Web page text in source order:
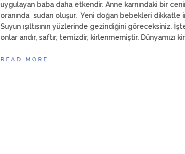
uygulayan baba daha etkendir. Anne karnındaki bir
oranında sudan oluşur. Yeni doğan bebekleri dikkatle
Suyun ışıltısının yüzlerinde gezindiğini göreceksiniz.
onlar arıdır, saftır, temizdir, kirlenmemiştir. Dünyamızı
READ MORE